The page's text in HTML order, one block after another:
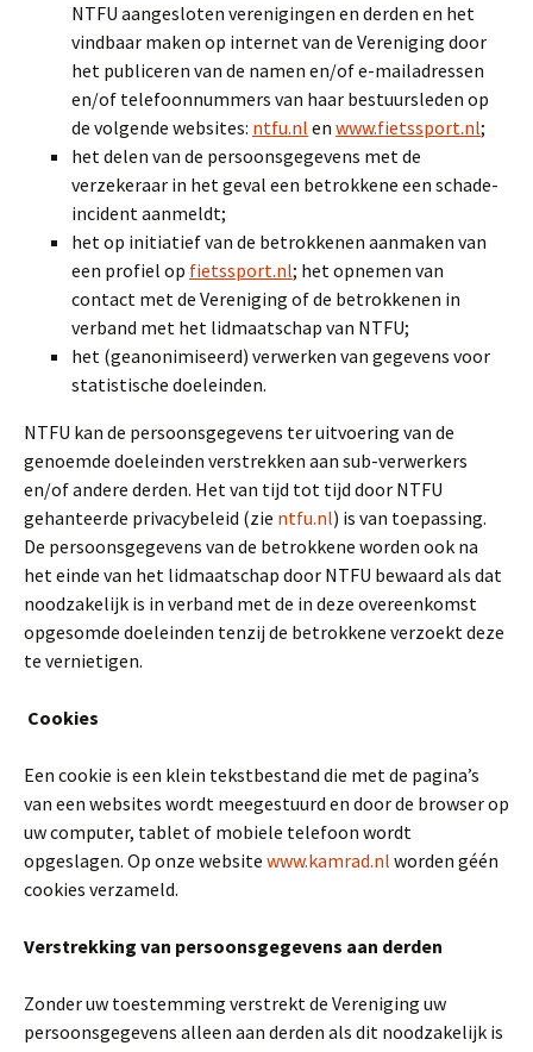
NTFU aangesloten verenigingen en derden en het
vindbaar maken op internet van de Vereniging door
het publiceren van de namen en/of e-mailadressen
en/of telefoonnummers van haar bestuursleden op
de volgende websites: ntfu.nl en www.fietssport.nl;
het delen van de persoonsgegevens met de
verzekeraar in het geval een betrokkene een schade-
incident aanmeldt;
het op initiatief van de betrokkenen aanmaken van
een profiel op fietssport.nl; het opnemen van
contact met de Vereniging of de betrokkenen in
verband met het lidmaatschap van NTFU;
het (geanonimiseerd) verwerken van gegevens voor
statistische doeleinden.
NTFU kan de persoonsgegevens ter uitvoering van de
genoemde doeleinden verstrekken aan sub-verwerkers
en/of andere derden. Het van tijd tot tijd door NTFU
gehanteerde privacybeleid (zie ntfu.nl) is van toepassing.
De persoonsgegevens van de betrokkene worden ook na
het einde van het lidmaatschap door NTFU bewaard als dat
noodzakelijk is in verband met de in deze overeenkomst
opgesomde doeleinden tenzij de betrokkene verzoekt deze
te vernietigen.
Cookies
Een cookie is een klein tekstbestand die met de pagina’s
van een websites wordt meegestuurd en door de browser op
uw computer, tablet of mobiele telefoon wordt
opgeslagen. Op onze website www.kamrad.nl worden géén
cookies verzameld.
Verstrekking van persoonsgegevens aan derden
Zonder uw toestemming verstrekt de Vereniging uw
persoonsgegevens alleen aan derden als dit noodzakelijk is